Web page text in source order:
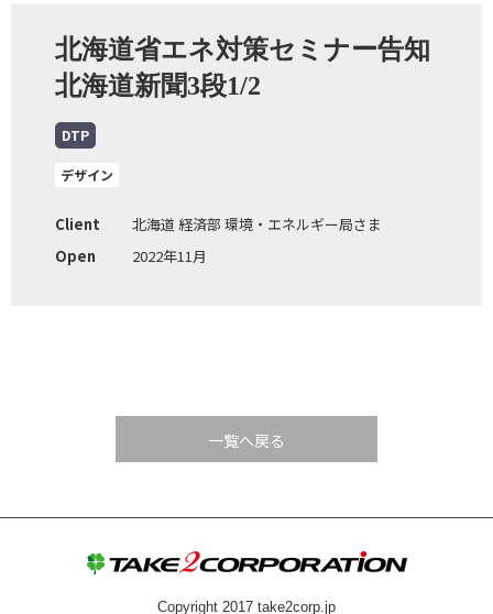
北海道省エネ対策セミナー告知
北海道新聞3段1/2
DTP
デザイン
Client
北海道 経済部 環境・エネルギー局さま
Open
2022年11月
一覧へ戻る
Copyright 2017 take2corp.jp